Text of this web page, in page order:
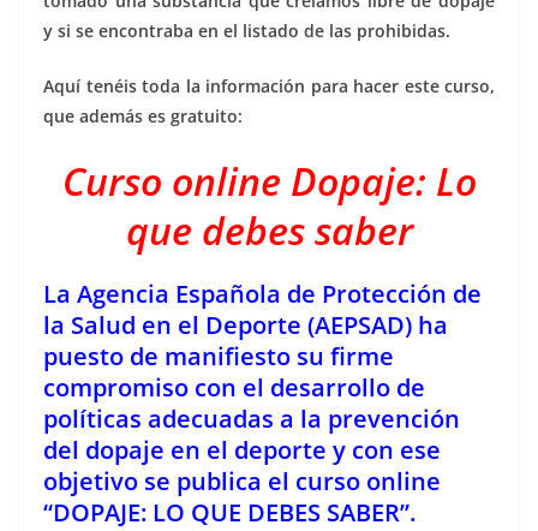
y si se encontraba en el listado de las prohibidas.
Aquí tenéis toda la información para hacer este curso,
que además es gratuito:
Curso online Dopaje: Lo
que debes saber
La Agencia Española de Protección de
la Salud en el Deporte (AEPSAD) ha
puesto de manifiesto su firme
compromiso con el desarrollo de
políticas adecuadas a la prevención
del dopaje en el deporte y con ese
objetivo se publica el curso online
“DOPAJE: LO QUE DEBES SABER”.